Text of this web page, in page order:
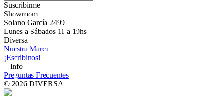
Suscribirme
Showroom
Solano García 2499
Lunes a Sábados 11 a 19hs
Diversa
Nuestra Marca
¡Escribinos!
+ Info
Preguntas Frecuentes
© 2026 DIVERSA